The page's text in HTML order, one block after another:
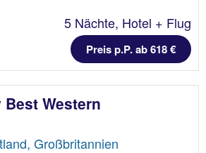
5 Nächte, Hotel + Flug
Preis p.P. ab 618 €
Western
Großbritannien